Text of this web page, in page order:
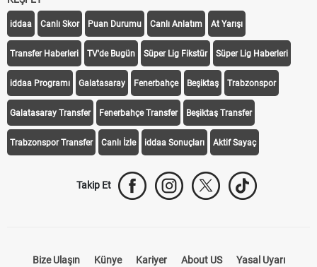
iddaa Canlı Skor Puan Durumu Canlı Anlatım At Yarışı
Transfer Haberleri TV'de Bugün Süper Lig Fikstür Süper Lig Haberleri
iddaa Programı Galatasaray Fenerbahçe Beşiktaş Trabzonspor
Galatasaray Transfer Fenerbahçe Transfer Beşiktaş Transfer
Trabzonspor Transfer Canlı İzle iddaa Sonuçları Aktif Sayaç
Takip Et
Bize Ulaşın Künye Kariyer About US Yasal Uyarı